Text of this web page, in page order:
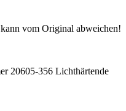
vom Original abweichen!
20605-356 Lichthärtende